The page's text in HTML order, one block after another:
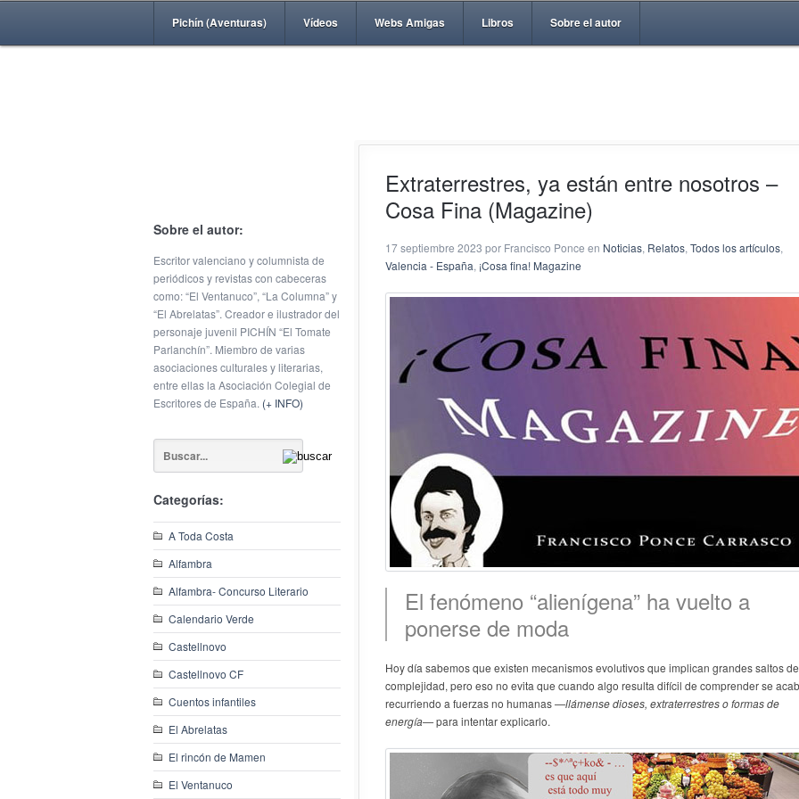
Pichín (Aventuras) Vídeos Webs Amigas Libros Sobre el autor
Sobre el autor:
Escritor valenciano y columnista de
periódicos y revistas con cabeceras
como: “El Ventanuco”, “La Columna” y
“El Abrelatas”. Creador e ilustrador del
personaje juvenil PICHÍN “El Tomate
Parlanchín”. Miembro de varias
asociaciones culturales y literarias,
entre ellas la Asociación Colegial de
Escritores de España. (+ INFO)
Categorías:
A Toda Costa
Alfambra
Alfambra- Concurso Literario
Calendario Verde
Castellnovo
Castellnovo CF
Cuentos infantiles
El Abrelatas
El rincón de Mamen
El Ventanuco
Extraterrestres, ya están entre nosotros –
Cosa Fina (Magazine)
17 septiembre 2023 por Francisco Ponce en Noticias, Relatos, Todos los artículos,
Valencia - España, ¡Cosa fina! Magazine
El fenómeno “alienígena” ha vuelto a
ponerse de moda
Hoy día sabemos que existen mecanismos evolutivos que implican grandes saltos de
complejidad, pero eso no evita que cuando algo resulta difícil de comprender se
recurriendo a fuerzas no humanas—llámense dioses, extraterrestres o formas de
energía—para intentar explicarlo.